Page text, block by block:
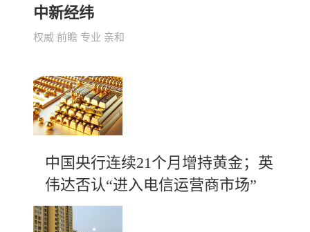
中新经纬
权威 前瞻 专业 亲和
中国央行连续21个月增持黄金；英
伟达否认“进入电信运营商市场”